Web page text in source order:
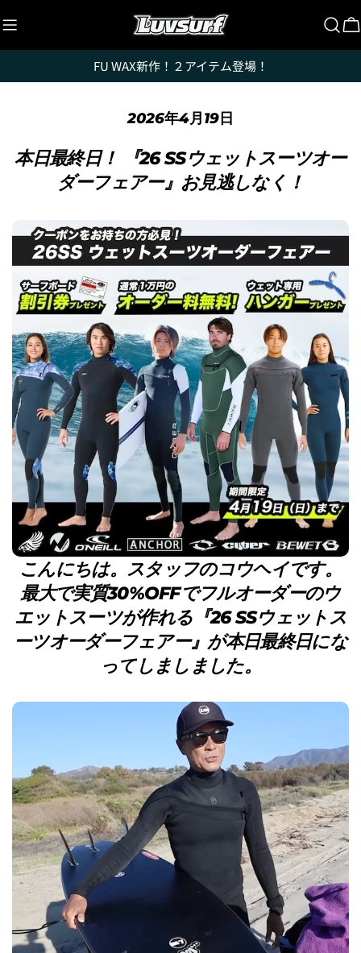
ン
テ
ツ
FU WAX新作！２アイテム登場！
2026年4月19日
本日最終日！ 『26 SSウェットスーツオー
ダーフェアー』お見逃しなく！
こんにちは。スタッフのコウヘイです。
最大で実質30%OFFでフルオーダーのウ
エットスーツが作れる『26 SSウェットス
ーツオーダーフェアー』が本日最終日にな
ってしましました。